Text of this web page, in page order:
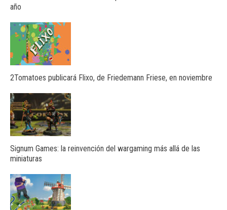
año
2Tomatoes publicará Flixo, de Friedemann Friese, en noviembre
Signum Games: la reinvención del wargaming más allá de las
miniaturas